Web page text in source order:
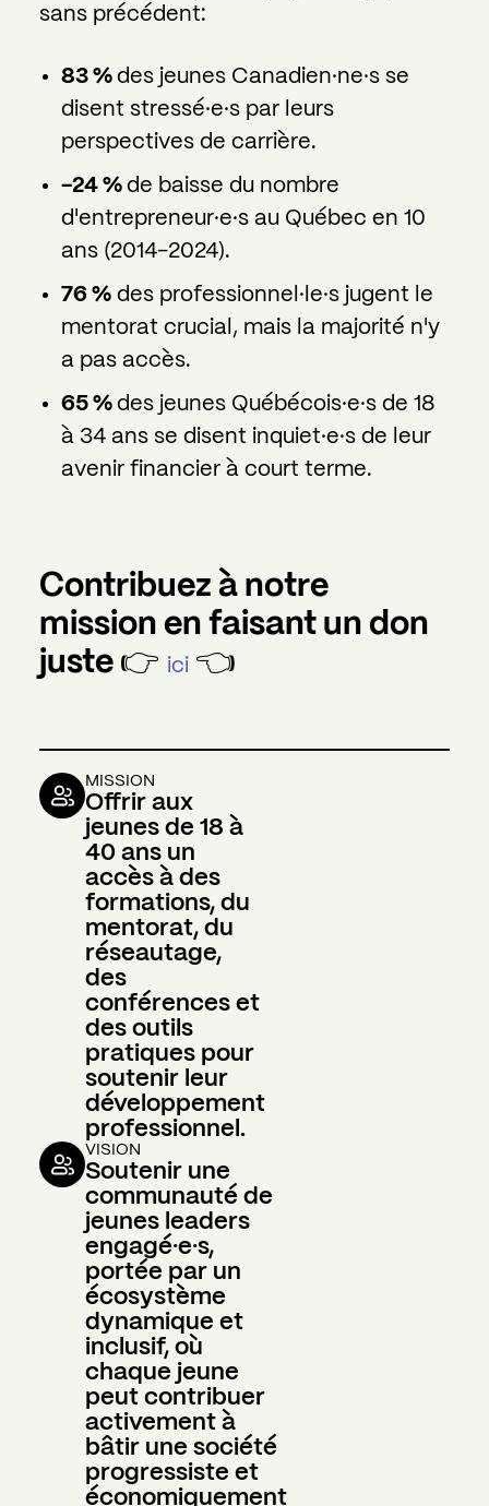
sans précédent:
83 % des jeunes Canadien·ne·s se
disent stressé·e·s par leurs
perspectives de carrière.
-24 % de baisse du nombre
d'entrepreneur·e·s au Québec en 10
ans (2014-2024).
76 % des professionnel·le·s jugent le
mentorat crucial, mais la majorité n'y
a pas accès.
65 % des jeunes Québécois·e·s de 18
à 34 ans se disent inquiet·e·s de leur
avenir financier à court terme.
Contribuez à notre
mission en faisant un don
juste 👉 ici 👈
MISSION
Offrir aux
jeunes de 18 à
40 ans un
accès à des
formations, du
mentorat, du
réseautage,
des
conférences et
des outils
pratiques pour
soutenir leur
développement
professionnel.
VISION
Soutenir une
communauté de
jeunes leaders
engagé·e·s,
portée par un
écosystème
dynamique et
inclusif, où
chaque jeune
peut contribuer
activement à
bâtir une société
progressiste et
économiquement